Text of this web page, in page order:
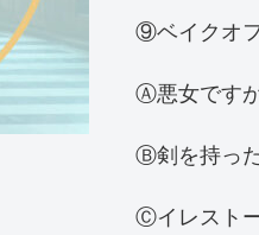
⑨ベイクオ
Ⓐ悪女です
Ⓑ剣を持っ
Ⓒイレスト